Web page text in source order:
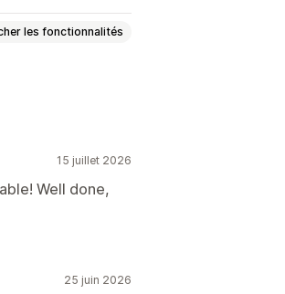
les fonctionnalités
15 juillet 2026
Well done,
25 juin 2026